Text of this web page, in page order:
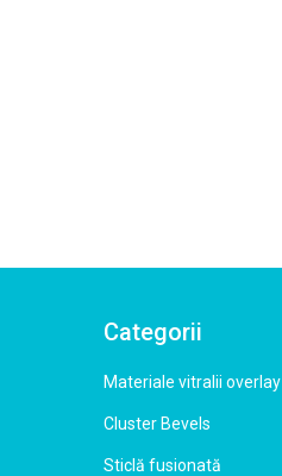
Categorii
Materiale vitralii overlay
Cluster Bevels
Sticlă fusionată